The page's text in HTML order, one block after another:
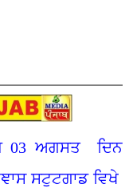
03 ਅਗਸਤ ਦਿਨ
ਸਟੁਟਗਾਡ ਵਿਖੇ